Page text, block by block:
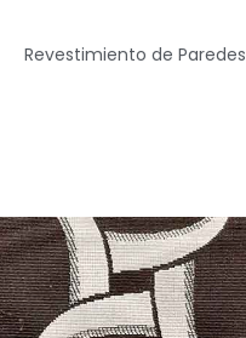
Revestimiento de Paredes